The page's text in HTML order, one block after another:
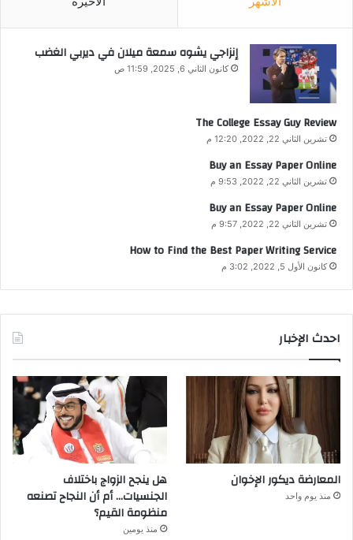
إنزاجي يشوه سمعة ميلان في ديربي الغضب
كانون الثاني 6, 2025, 11:59 ص
The College Essay Guy Review
تشرين الثاني 22, 2022, 12:20 م
Buy an Essay Paper Online
تشرين الثاني 22, 2022, 9:53 م
Buy an Essay Paper Online
تشرين الثاني 22, 2022, 9:57 م
How to Find the Best Paper Writing Service
كانون الأول 5, 2022, 3:02 م
احدث الإخبار
المعارضة ديكور الإخوان
منذ يوم واحد
هل ينجح الزواج باختلاف
الجنسيات… أم أن النجاح تصنعه
منظومة القيم؟
منذ يومين